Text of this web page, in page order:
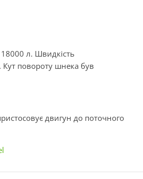
л. Швидкість
повороту шнека був
двигун до поточного